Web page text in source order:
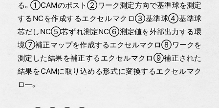
る。①CAMのポスト②ワーク測定方向で基準球を測定
するNCを作成するエクセルマクロ③基準球④基準球
芯だしNC⑤芯ずれ測定NC⑥測定値を外部出力する環
境⑦補正マップを作成するエクセルマクロ⑧ワークを
測定した結果を補正するエクセルマクロ⑨補正された
結果をCAMに取り込める形式に変換するエクセルマク
ロ—。